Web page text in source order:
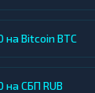
на Bitcoin BTC
на СБП RUB